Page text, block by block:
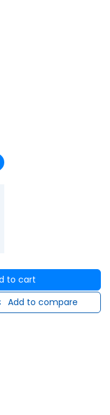
to cart
Add to compare